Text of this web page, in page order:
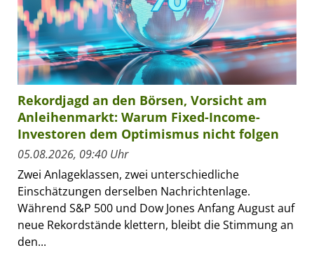
Rekordjagd an den Börsen, Vorsicht am
Anleihenmarkt: Warum Fixed-Income-
Investoren dem Optimismus nicht folgen
05.08.2026, 09:40 Uhr
Zwei Anlageklassen, zwei unterschiedliche
Einschätzungen derselben Nachrichtenlage.
Während S&P 500 und Dow Jones Anfang August auf
neue Rekordstände klettern, bleibt die Stimmung an
den...